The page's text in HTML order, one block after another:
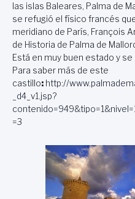
las islas Baleares, Palma de
se refugió el físico francés
meridiano de París, François
de Historia de Palma de
Está en muy buen estado y se
Para saber más de este
castillo: http://
_d4_v1.jsp?
=3